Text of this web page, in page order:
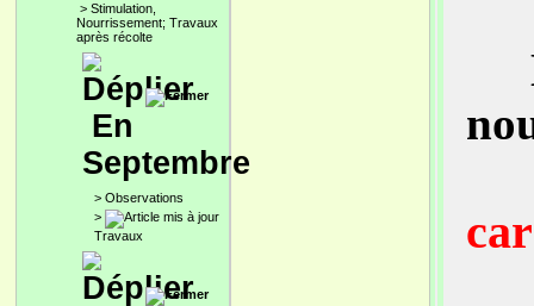
> Stimulation,
Nourrissement; Travaux
après récolte
En
Septembre
> Observations
>
Travaux